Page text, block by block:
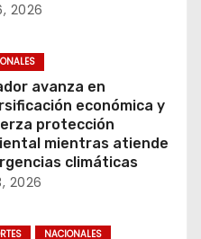
2026
avanza en
económica y
protección
mientras atiende
climáticas
2026
NACIONALES